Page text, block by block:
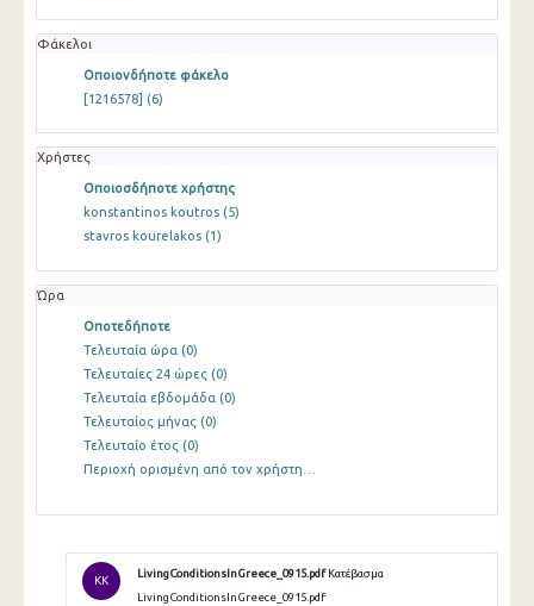
Φάκελοι
Οποιονδήποτε φάκελο
[1216578] (6)
Χρήστες
Οποιοσδήποτε χρήστης
konstantinos koutros (5)
stavros kourelakos (1)
Ώρα
Οποτεδήποτε
Τελευταία ώρα (0)
Τελευταίες 24 ώρες (0)
Τελευταία εβδομάδα (0)
Τελευταίος μήνας (0)
Τελευταίο έτος (0)
Περιοχή ορισμένη από τον χρήστη…
KK
LivingConditionsInGreece_0915.pdf Κατέβασμα
LivingConditionsInGreece_0915.pdf